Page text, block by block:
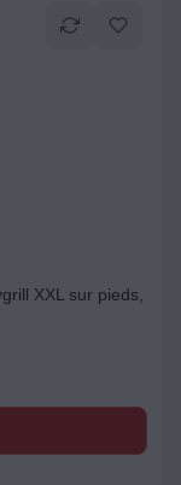
XXL sur pieds,